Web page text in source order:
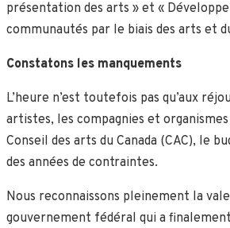
présentation des arts » et «
communautés par le biais des arts et
Constatons les manquements
L’heure n’est toutefois pas qu’aux
artistes, les compagnies et
Conseil des arts du Canada (CAC), le
des années de contraintes.
Nous reconnaissons pleinement la
gouvernement fédéral qui a